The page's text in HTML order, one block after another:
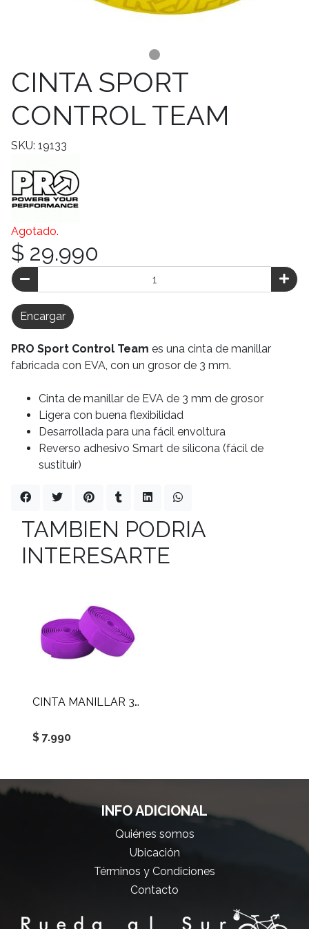
CINTA SPORT
CONTROL TEAM
SKU: 19133
Agotado.
$ 29.990
Encargar
PRO Sport Control Team es una cinta de manillar
fabricada con EVA, con un grosor de 3 mm.
Cinta de manillar de EVA de 3 mm de grosor
Ligera con buena flexibilidad
Desarrollada para una fácil envoltura
Reverso adhesivo Smart de silicona (fácil de
sustituir)
TAMBIEN PODRIA
INTERESARTE
CINTA MANILLAR 30X1900MM
$ 7.990
INFO ADICIONAL
Quiénes somos
Ubicación
Términos y Condiciones
Contacto